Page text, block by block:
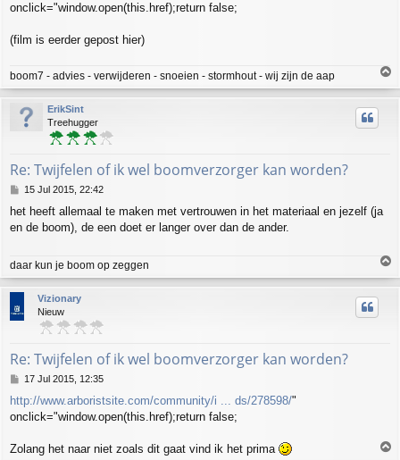
onclick="window.open(this.href);return false;
(film is eerder gepost hier)
boom7 - advies - verwijderen - snoeien - stormhout - wij zijn de aap
p
ErikSint
Treehugger
Re: Twijfelen of ik wel boomverzorger kan worden?
P
s
t
15 Jul 2015, 22:42
het heeft allemaal te maken met vertrouwen in het materiaal en jezelf (ja
en de boom), de een doet er langer over dan de ander.
daar kun je boom op zeggen
o
p
Vizionary
Nieuw
Re: Twijfelen of ik wel boomverzorger kan worden?
P
s
t
17 Jul 2015, 12:35
http://www.arboristsite.com/community/i ... ds/278598/"
onclick="window.open(this.href);return false;
Zolang het naar niet zoals dit gaat vind ik het prima